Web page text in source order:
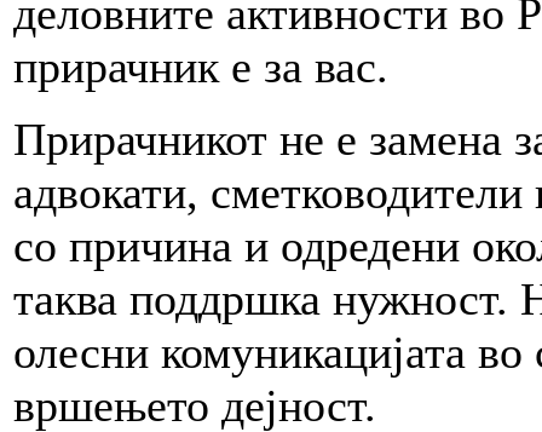
деловните активности во
прирачник е за вас.
Прирачникот не е замена
адвокати,
со причина и одредени
таква поддршка нужност.
олесни комуникацијата
вршењето дејност.